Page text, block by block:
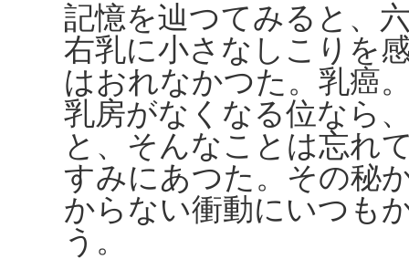
記憶を辿つてみると、
右乳に小さなしこりを
はおれなかつた。乳癌
乳房がなくなる位なら
と、そんなことは忘れ
すみにあつた。その秘
からない衝動にいつも
う。